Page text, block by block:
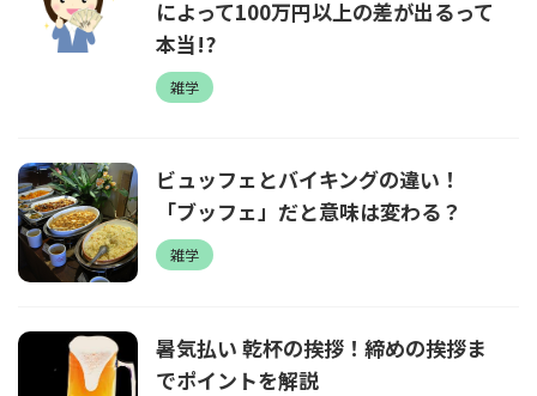
によって100万円以上の差が出るって
本当!?
雑学
ビュッフェとバイキングの違い！
「ブッフェ」だと意味は変わる？
雑学
暑気払い 乾杯の挨拶！締めの挨拶ま
でポイントを解説